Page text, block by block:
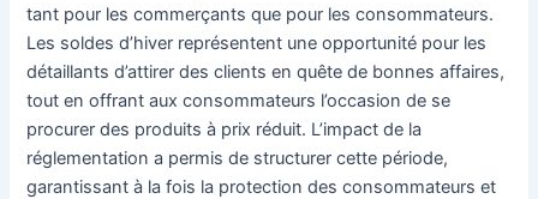
tant pour les commerçants que pour les consommateurs.
Les soldes d’hiver représentent une opportunité pour les
détaillants d’attirer des clients en quête de bonnes affaires,
tout en offrant aux consommateurs l’occasion de se
procurer des produits à prix réduit. L’impact de la
réglementation a permis de structurer cette période,
garantissant à la fois la protection des consommateurs et